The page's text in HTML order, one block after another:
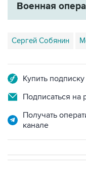
Военная
Сергей Собянин
Купить
Подписаться на
Получать
канале